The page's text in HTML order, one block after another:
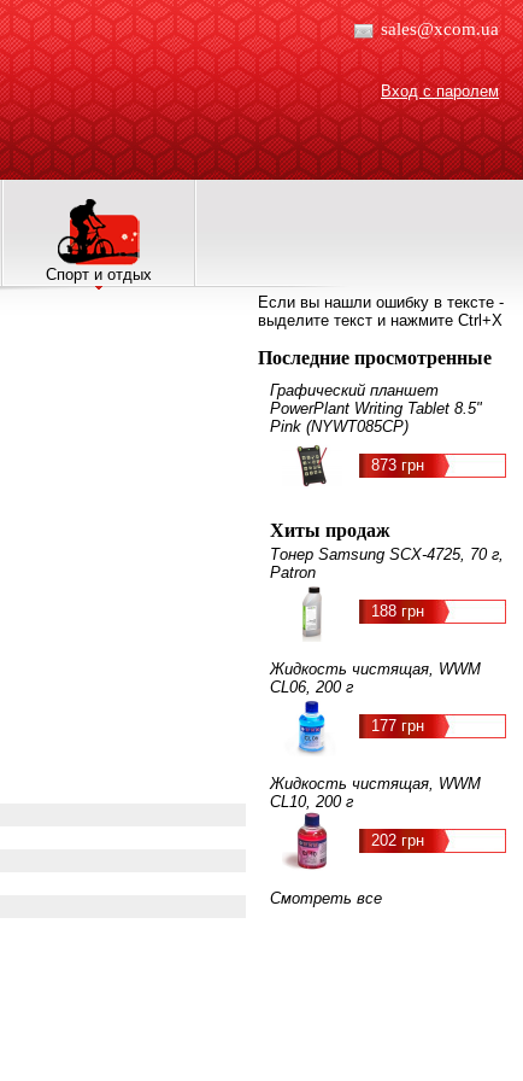
sales@xcom.ua
Вход с паролем
Спорт и отдых
Если вы нашли ошибку в тексте -
выделите текст и нажмите Ctrl+X
Последние просмотренные
Графический планшет
PowerPlant Writing Tablet 8.5"
Pink (NYWT085CP)
873 грн
Хиты продаж
Тонер Samsung SCX-4725, 70 г,
Patron
188 грн
Жидкость чистящая, WWM
CL06, 200 г
177 грн
Жидкость чистящая, WWM
CL10, 200 г
202 грн
Смотреть все